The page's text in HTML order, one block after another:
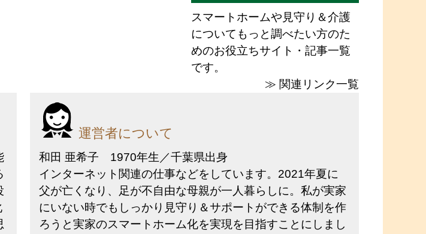
スマートホームや見守り＆介護
についてもっと調べたい方のた
めのお役立ちサイト・記事一覧
です。
≫ 関連リンク一覧
運営者について
和田 亜希子 1970年生／千葉県出身
インターネット関連の仕事などをしています。2021年夏に
父が亡くなり、足が不自由な母親が一人暮らしに。私が実家
にいない時でもしっかり見守り＆サポートができる体制を作
ろうと実家のスマートホーム化を実現を目指すことにしまし